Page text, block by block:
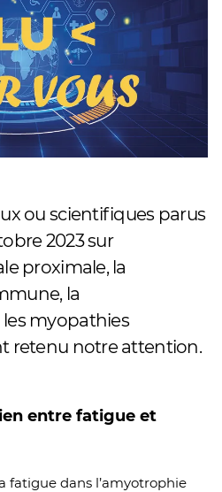
ou scientifiques parus
2023 sur
proximale, la
la
myopathies
retenu notre attention.
entre fatigue et
fatigue dans l’amyotrophie